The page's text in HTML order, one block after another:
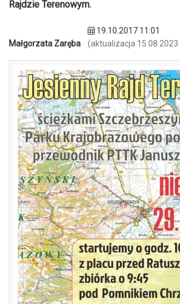
Rajdzie Terenowym.
Małgorzata Zaręba
19.10.2017 11:01
(aktualizacja 15.08.2023